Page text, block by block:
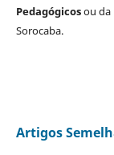
Pedagógicosou da
Sorocaba.
Artigos